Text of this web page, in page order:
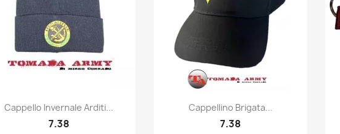
Quick view
Cappello Invernale Arditi...
7.38
Quick view
Cappellino Brigata...
7.38